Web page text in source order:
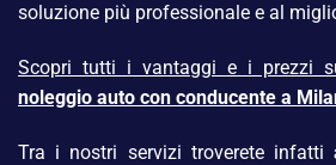
soluzione più professionale e al
Scopri tutti i vantaggi e i prezzi
noleggio auto con conducente a
Tra i nostri servizi troverete infatti